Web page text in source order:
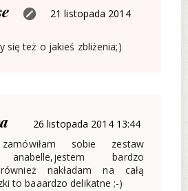
21 listopada 2014
się też o jakieś zbliżenia;)
26 listopada 2014 13:44
zamówiłam sobie zestaw
anabelle,jestem bardzo
nakładam na całą
to baaardzo delikatne ;-)